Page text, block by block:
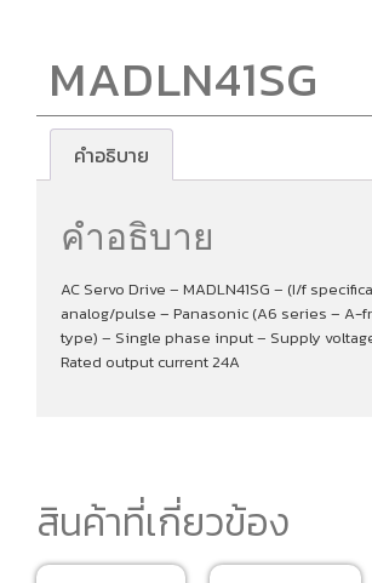
MADLN41SG
คำอธิบาย
คำอธิบาย
AC Servo Drive – MADLN41SG – (I/f
analog/pulse – Panasonic (A6 series – A-
type) – Single phase input – Supply
Rated output current 24A
สินค้าที่เกี่ยวข้อง